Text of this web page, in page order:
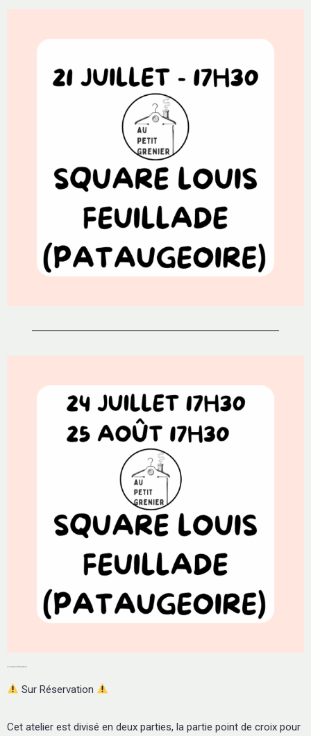
Sur Réservation
Cet atelier est divisé en deux parties, la partie point de croix pour